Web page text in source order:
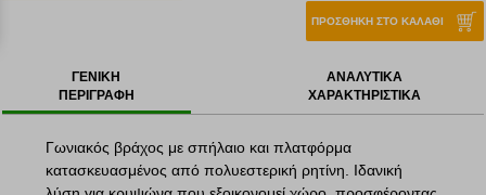
ΠΡΟΣΘΗΚΗ ΣΤΟ ΚΑΛΑΘΙ
ΓΕΝΙΚΗ
ΠΕΡΙΓΡΑΦΗ
ΑΝΑΛΥΤΙΚΑ
ΧΑΡΑΚΤΗΡΙΣΤΙΚΑ
Γωνιακός βράχος με σπήλαιο και πλατφόρμα
κατασκευασμένος από πολυεστερική ρητίνη. Ιδανική